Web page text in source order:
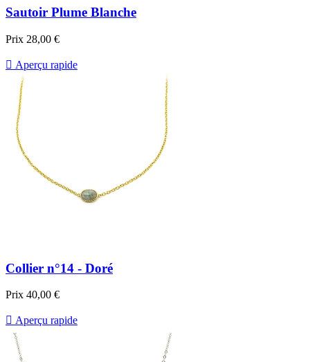
Sautoir Plume Blanche
Prix 28,00 €
 Aperçu rapide
Collier n°14 - Doré
Prix 40,00 €
 Aperçu rapide